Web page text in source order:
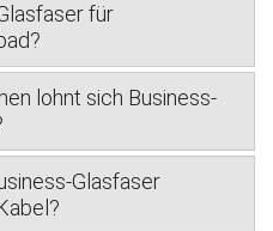
für
lohnt sich Business-
Glasfaser